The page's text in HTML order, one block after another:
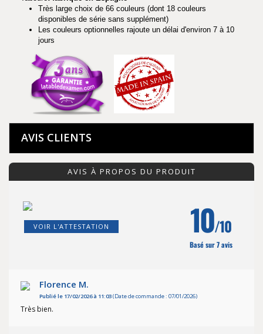
Très large choix de 66 couleurs (dont 18 couleurs
disponibles de série sans supplément)
Les couleurs optionnelles rajoute un délai d'environ 7 à 10
jours
AVIS CLIENTS
AVIS À PROPOS DU PRODUIT
VOIR L'ATTESTATION 10/10
Basé sur 7 avis
Florence M.
Publié le 17/02/2026 à 11:03(Date de commande : 07/01/2026)
Très bien.